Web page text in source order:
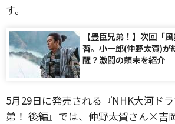
す。
【豊臣兄弟！】次回「
習。小一郎(仲野太賀)が
醒？激闘の顛末を紹介
5月29日に発売される『NHK大河ド
弟！ 後編』では、仲野太賀さん×吉